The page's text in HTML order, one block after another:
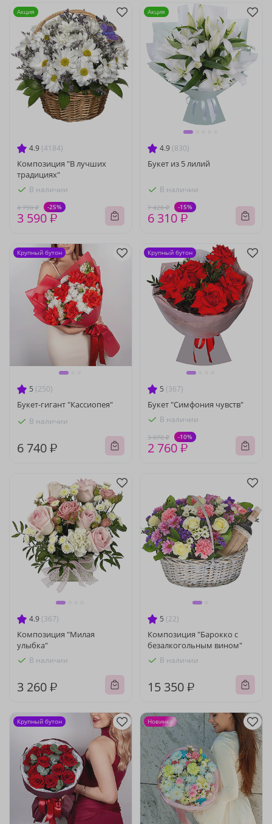
4.9 (4184)
Композиция "В лучших
традициях"
В наличии
4 790 ₽ -25%
3 590 ₽
Акция
4.9 (830)
Букет из 5 лилий
В наличии
7 420 ₽ -15%
6 310 ₽
Акция
5 (250)
Букет-гигант "Кассиопея"
В наличии
6 740 ₽
Крупный бутон
5 (367)
Букет "Симфония чувств"
В наличии
3 070 ₽ -10%
2 760 ₽
Крупный бутон
4.9 (367)
Композиция "Милая
улыбка"
В наличии
3 260 ₽
5 (22)
Композиция "Барокко с
безалкогольным вином"
В наличии
15 350 ₽
Крупный бутон Новинка